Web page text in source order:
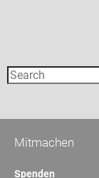
Mitmachen
Spenden